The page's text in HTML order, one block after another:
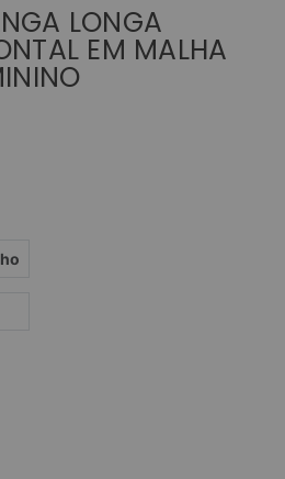
LONGA
EM MALHA